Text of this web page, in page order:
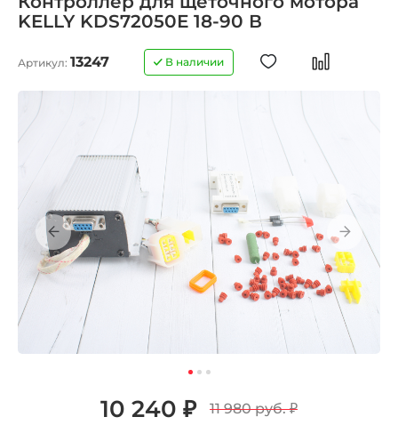
KELLY KDS72050Е 18-90 В
Артикул: 13247 В наличии
10 240 ₽ 11 980 руб.₽